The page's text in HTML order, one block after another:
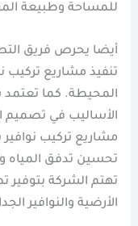
للمساحة وطبيعة
أيضا يحرص فريق
تنفيذ مشاريع تركيب
المحيطة. كما
الأساليب في تصميم
مشاريع تركيب
تحسين تدفق المياه
تهتم الشركة بتوفير
الأرضية والنوافير